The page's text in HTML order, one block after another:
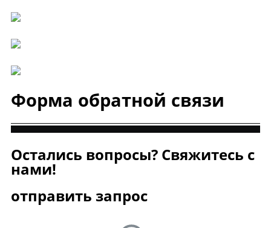
Форма обратной связи
Остались вопросы? Свяжитесь с
нами!
отправить запрос